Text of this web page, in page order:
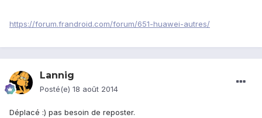
https://forum.frandroid.com/forum/651-huawei-autres/
Lannig
Posté(e) 18 août 2014
Déplacé :) pas besoin de reposter.